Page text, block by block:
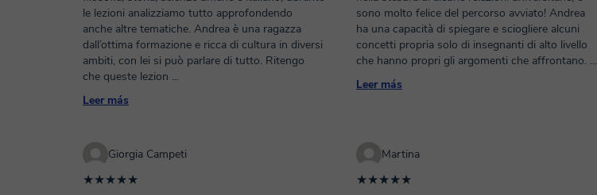
le lezioni analizziamo tutto approfondendo
anche altre tematiche. Andrea è una ragazza
dall’ottima formazione e ricca di cultura in diversi
ambiti, con lei si può parlare di tutto. Ritengo
che queste lezion ...
Leer más
sono molto felice del percorso avviato! Andrea
ha una capacità di spiegare e sciogliere alcuni
concetti propria solo di insegnanti di alto livello
che hanno propri gli argomenti che affrontano. ...
Leer más
Giorgia Campeti
★★★★★
Martina
★★★★★